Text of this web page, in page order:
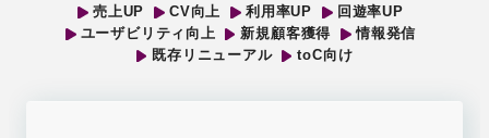
売上UP
CV向上 利用率UP
回遊率UP
ユーザビリティ向上
新規顧客獲得
情報発信
既存リニューアル
toC向け